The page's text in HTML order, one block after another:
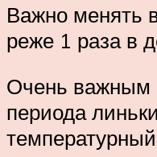
Важно менять
реже 1 раза в
Очень важным
периода